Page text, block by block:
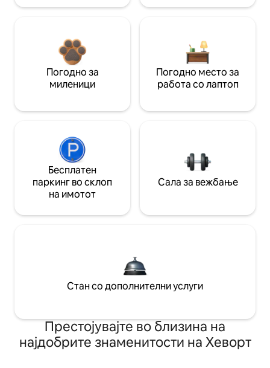
Погодно за
миленици
Погодно место за
работа со лаптоп
Бесплатен
паркинг во склоп
на имотот
Сала за вежбање
Стан со дополнителни услуги
Престојувајте во близина на
најдобрите знаменитости на Хеворт